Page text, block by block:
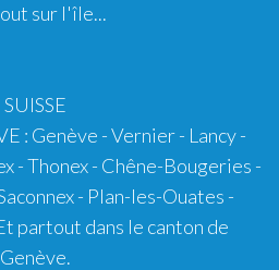
sur l'île...
SUISSE
: Genève - Vernier - Lancy -
- Thonex - Chêne-Bougeries -
- Plan-les-Ouates -
partout dans le canton de
Genève.